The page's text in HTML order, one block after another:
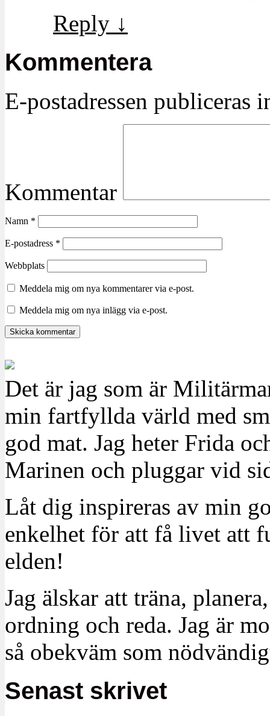
Reply ↓
Kommentera
E-postadressen publiceras
Kommentar
Namn *
E-postadress *
Webbplats
Meddela mig om nya kommentarer via e-post.
Meddela mig om nya inlägg via e-post.
Det är jag som är
min fartfyllda värld med
god mat. Jag heter Frida
Marinen och pluggar vid
Låt dig inspireras av min
enkelhet för att få livet att
elden!
Jag älskar att träna,
ordning och reda. Jag är
så obekväm som
Senast skrivet